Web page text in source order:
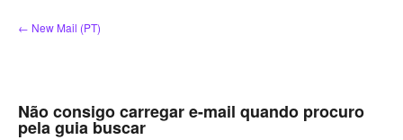
para
← New Mail (PT)
Não consigo carregar e-mail quando procuro
pela guia buscar